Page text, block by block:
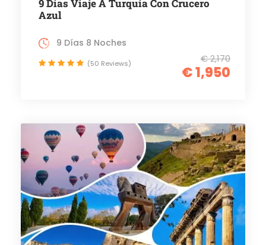
9 Días Viaje A Turquía Con Crucero
Azul
€ 2,170
€ 1,950
9 Días 8 Noches
(50 Reviews)